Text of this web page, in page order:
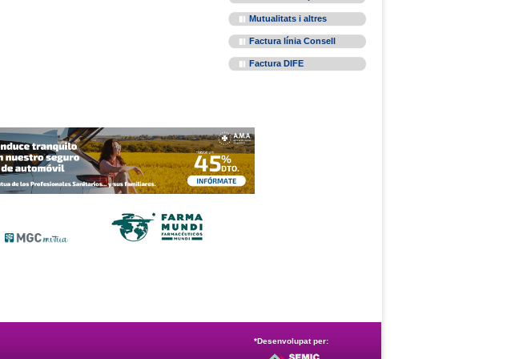
Mutualitats i altres
Factura línia Consell
Factura DIFE
*Desenvolupat per: